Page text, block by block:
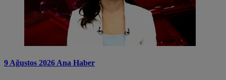
9 Ağustos 2026 Ana Haber